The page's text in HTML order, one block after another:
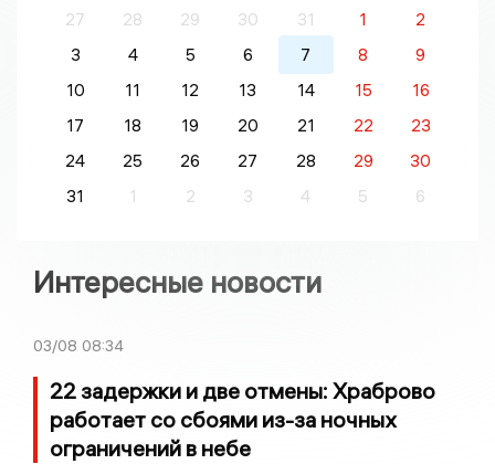
27
28 29 30 31 1
2
3
4 5 6 7 8
9
10
11 12 13 14 15
16
17
18 19 20 21 22
23
24
25 26 27 28 29
30
31
1 2 3 4 5 6
Интересные новости
03/08 08:34
22 задержки и две отмены: Храброво
работает со сбоями из-за ночных
ограничений в небе